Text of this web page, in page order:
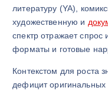
литературу (YA),
художественную и
спектр отражает
форматы и готовые
Контекстом для роста
дефицит оригинальных